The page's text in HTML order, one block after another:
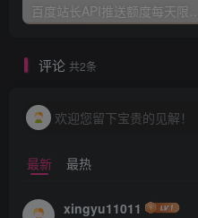
评论 共2条
欢迎您留下宝贵的见解！
最新 最热
xingyu11011